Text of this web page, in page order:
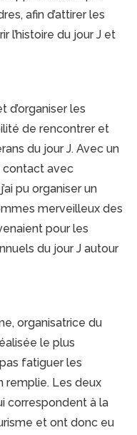
afin d’attirer les
l’histoire du jour J et
d’organiser les
de rencontrer et
du jour J. Avec un
contact avec
pu organiser un
merveilleux des
pour les
du jour J autour
organisatrice du
le plus
fatiguer les
remplie. Les deux
correspondent à la
et ont donc eu